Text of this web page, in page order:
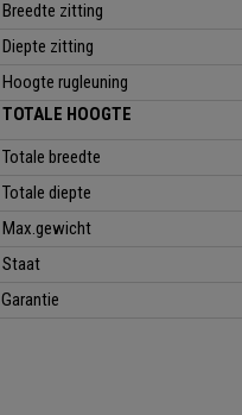
Breedte zitting
Diepte zitting
Hoogte rugleuning
TOTALE HOOGTE
Totale breedte
Totale diepte
Max.gewicht
Staat
Garantie